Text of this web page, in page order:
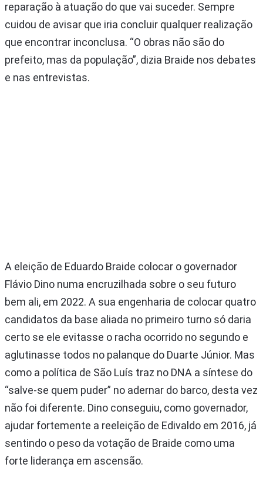
reparação à atuação do que vai suceder. Sempre
cuidou de avisar que iria concluir qualquer realização
que encontrar inconclusa. “O obras não são do
prefeito, mas da população”, dizia Braide nos debates
e nas entrevistas.
A eleição de Eduardo Braide colocar o governador
Flávio Dino numa encruzilhada sobre o seu futuro
bem ali, em 2022. A sua engenharia de colocar quatro
candidatos da base aliada no primeiro turno só daria
certo se ele evitasse o racha ocorrido no segundo e
aglutinasse todos no palanque do Duarte Júnior. Mas
como a política de São Luís traz no DNA a síntese do
“salve-se quem puder” no adernar do barco, desta vez
não foi diferente. Dino conseguiu, como governador,
ajudar fortemente a reeleição de Edivaldo em 2016, já
sentindo o peso da votação de Braide como uma
forte liderança em ascensão.